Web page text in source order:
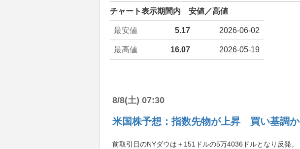
チャート表示期間内 安値／高値
最安値 5.17 2026-06-02
最高値 16.07 2026-05-19
8/8(土) 07:30
米国株予想：指数先物が上昇 買い基調か
前取引日のNYダウは＋151ドルの5万4036ドルとなり反発。